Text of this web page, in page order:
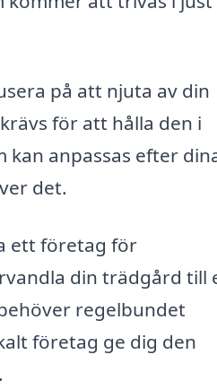
på att njuta av din
för att hålla den i
anpassas efter
det.
ett företag för
din trädgård till
regelbundet
företag ge dig den